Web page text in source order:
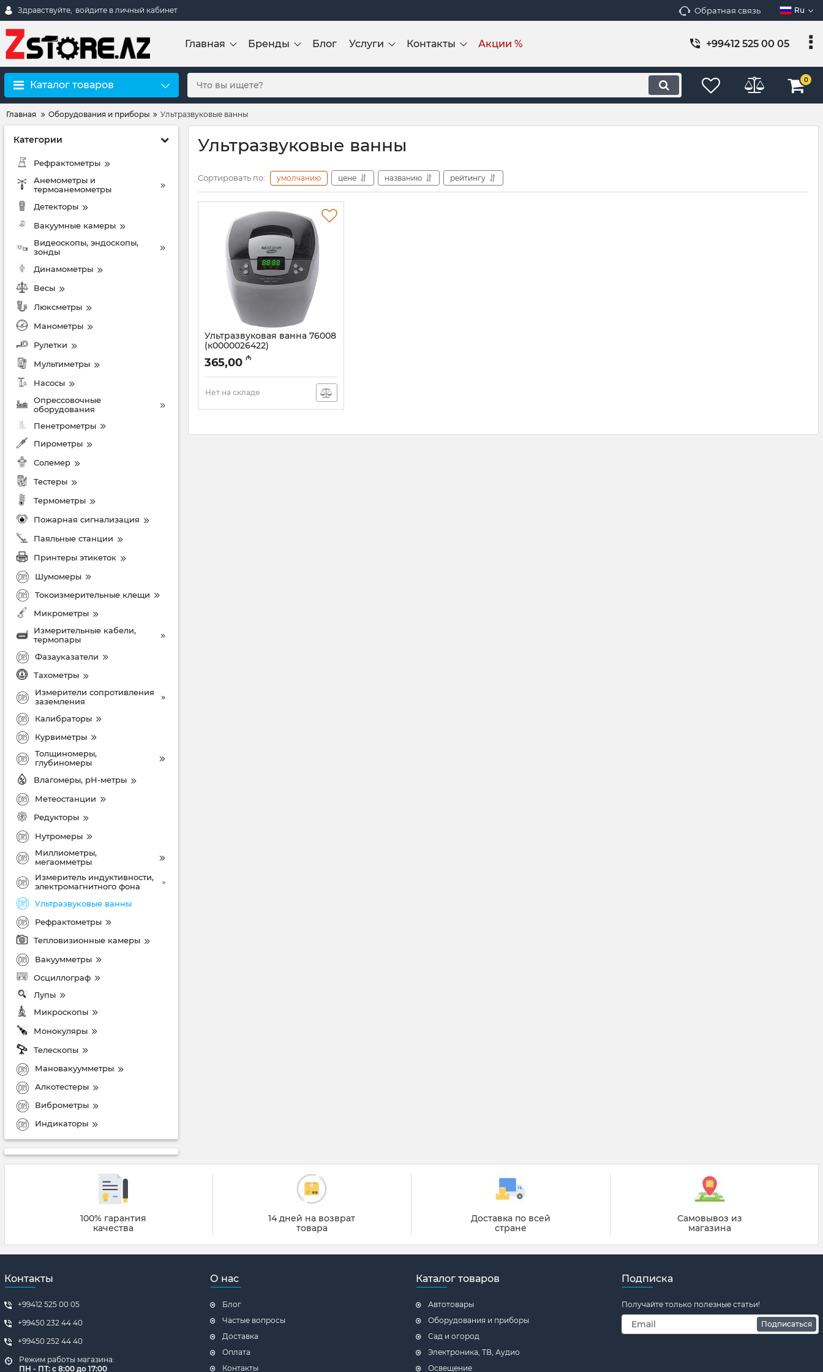
Здравствуйте, войдите в личный кабинет Обратная связь Ru
Главная Бренды Блог Услуги Контакты Акции % +99412 525 00 05
Каталог товаров 0
Главная Оборудования и приборы Ультразвуковые ванны
Категории
Рефрактометры
Анемометры и
термоанемометры
Детекторы
Вакуумные камеры
Видеоскопы, эндоскопы,
зонды
Динамометры
Весы
Люксметры
Манометры
Рулетки
Мультиметры
Насосы
Опрессовочные
оборудования
Пенетрометры
Пирометры
Солемер
Тестеры
Термометры
Пожарная сигнализация
Паяльные станции
Принтеры этикеток
Шумомеры
Токоизмерительные клещи
Микрометры
Измерительные кабели,
термопары
Фазауказатели
Тахометры
Измерители сопротивления
заземления
Калибраторы
Курвиметры
Толщиномеры,
глубиномеры
Влагомеры, рН-метры
Метеостанции
Редукторы
Нутромеры
Миллиометры,
мегаомметры
Измеритель индуктивности,
электромагнитного фона
Ультразвуковые ванны
Рефрактометры
Тепловизионные камеры
Вакуумметры
Осциллограф
Лупы
Микроскопы
Монокуляры
Телескопы
Мановакуумметры
Алкотестеры
Виброметры
Индикаторы
Ультразвуковые ванны
Сортировать по: умолчанию цене названию рейтингу
Ультразвуковая ванна 76008
(к0000026422)
Артикул: 003001575
365,00 ₼
Нет на складе
100% гарантия
качества
14 дней на возврат
товара
Доставка по всей
стране
Самовывоз из
магазина
Контакты
+99412 525 00 05
+99450 232 44 40
+99450 252 44 40
Режим работы магазина:
ПН - ПТ: с 8:00 до 17:00
О нас
Блог
Частые вопросы
Доставка
Оплата
Контакты
Каталог товаров
Автотовары
Оборудования и приборы
Сад и огород
Электроника, ТВ, Аудио
Освещение
Подписка
Получайте только полезные статьи!
Подписаться